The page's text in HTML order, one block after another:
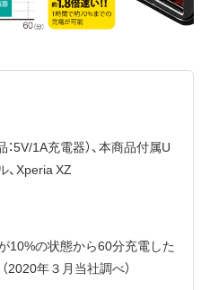
5V/1A充電器）、本商品付属U
、Xperia XZ
10%の状態から60分充電した
2020年３月当社調べ）